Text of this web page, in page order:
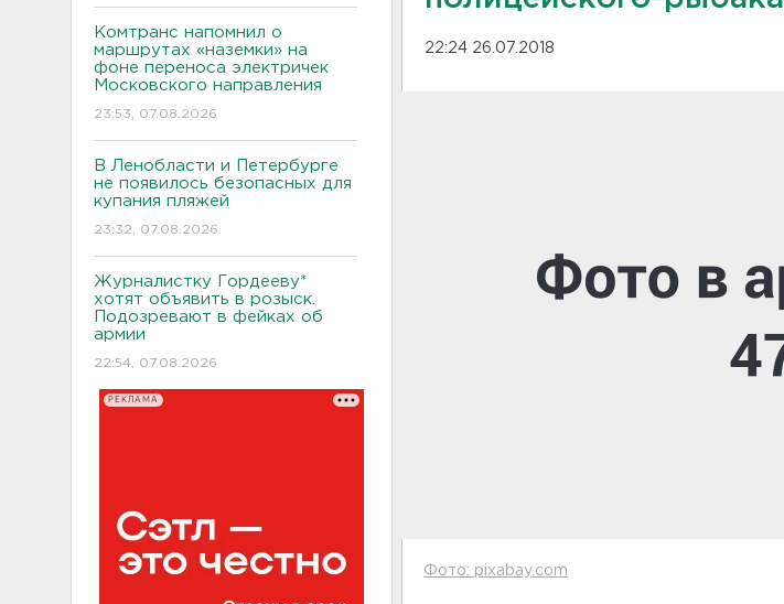
Комтранс напомнил о
маршрутах «наземки» на
фоне переноса электричек
Московского направления
23:53, 07.08.2026
В Ленобласти и Петербурге
не появилось безопасных для
купания пляжей
23:32, 07.08.2026
Журналистку Гордееву*
хотят объявить в розыск.
Подозревают в фейках об
армии
22:54, 07.08.2026
РЕКЛАМА
22:24 26.07.2018
Фото: pixabay.com